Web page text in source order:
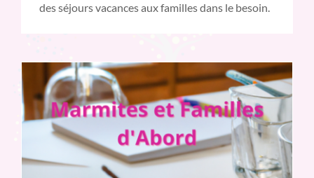
des séjours vacances aux familles dans le besoin.